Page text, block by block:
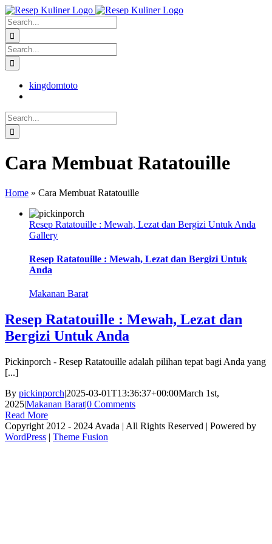
Skip
to
content
facebook
twitter
instagram
pinterest
Search
for:
Search
for:
kingdomtoto
Search
for:
Cara Membuat Ratatouille
Home » Cara Membuat Ratatouille
Resep Ratatouille : Mewah, Lezat dan Bergizi Untuk Anda
Gallery
Resep Ratatouille : Mewah, Lezat dan Bergizi Untuk
Anda
Makanan Barat
Resep Ratatouille : Mewah, Lezat dan
Bergizi Untuk Anda
Pickinporch - Resep Ratatouille adalah pilihan tepat bagi Anda yang
[...]
By pickinporch|2025-03-01T13:36:37+00:00March 1st,
2025|Makanan Barat|0 Comments
Read More
Copyright 2012 - 2024 Avada | All Rights Reserved | Powered by
WordPress | Theme Fusion